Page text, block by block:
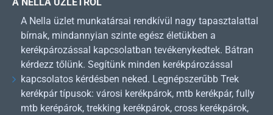
A Nella üzlet munkatársai rendkívül nagy tapasztalattal
bírnak, mindannyian szinte egész életükben a
kerékpározással kapcsolatban tevékenykedtek. Bátran
kérdezz tőlünk. Segítünk minden kerékpározással
kapcsolatos kérdésben neked. Legnépszerűbb Trek
kerékpár típusok: városi kerékpárok, mtb kerékpár, fully
mtb kerépárok, trekking kerékpárok, cross kerékpárok,